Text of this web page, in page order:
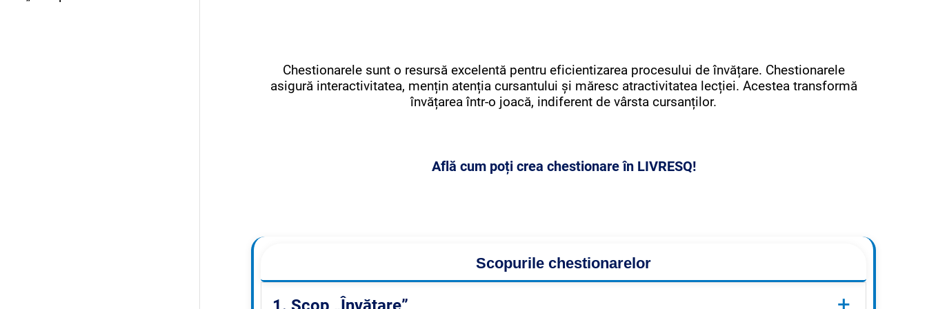
Chestionarele sunt o resursă excelentă pentru eficientizarea procesului de învățare. Chestionarele
asigură interactivitatea, mențin atenția cursantului și măresc atractivitatea lecției. Acestea transformă
învățarea într-o joacă, indiferent de vârsta cursanților.
Află cum poți crea chestionare în LIVRESQ!
Scopurile chestionarelor